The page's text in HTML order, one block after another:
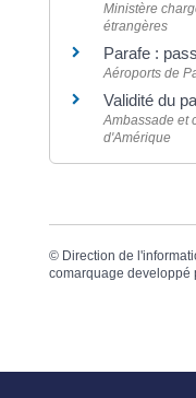
Ministère
étrangères
Parafe :
Aéroports de
Validité du
Ambassade et
d'Amérique
© Direction de
comarquage developpé